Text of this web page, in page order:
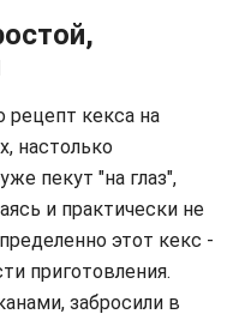
рецепт кекса на
настолько
пекут "на глаз",
и практически не
этот кекс -
приготовления.
забросили в